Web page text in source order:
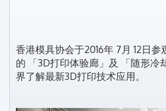
香港模具协会于2016年 7月 12日
的 「3D打印体验廊」及 「随形冷
界了解最新3D打印技术应用。